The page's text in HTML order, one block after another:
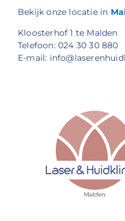
Bekijk onze locatie in
Kloosterhof 1 te Malden
Telefoon: 024 30 30 880
E-mail: